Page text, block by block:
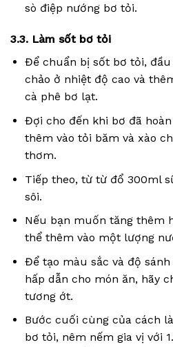
sò điệp nướng bơ tỏi.
3.3. Làm sốt bơ tỏi
Để chuẩn bị sốt bơ tỏi, đầu
chảo ở nhiệt độ cao và
cà phê bơ lạt.
Đợi cho đến khi bơ đã
thêm vào tỏi băm và xào
thơm.
Tiếp theo, từ từ đổ 300ml
sôi.
Nếu bạn muốn tăng thêm
thể thêm vào một lượng
Để tạo màu sắc và độ
hấp dẫn cho món ăn, hãy
tương ớt.
Bước cuối cùng của cách
bơ tỏi, nêm nếm gia vị với